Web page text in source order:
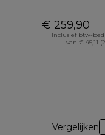
€ 259,90
Inclusief btw-
van € 45,11
Vergelijken